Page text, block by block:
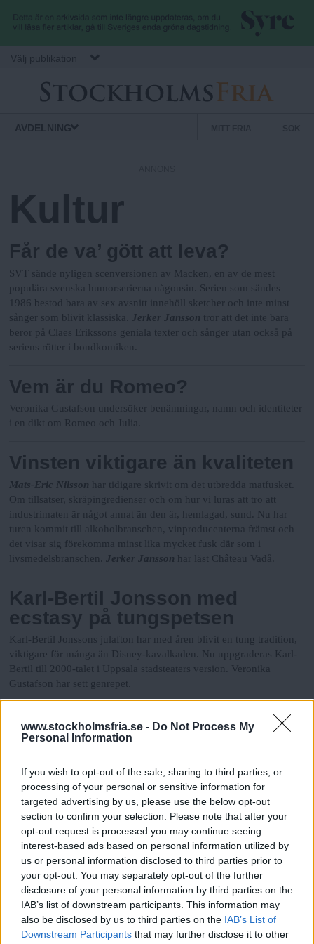
www.stockholmsfria.se - Do Not Process My
Personal Information
If you wish to opt-out of the sale, sharing to third parties, or
processing of your personal or sensitive information for
targeted advertising by us, please use the below opt-out
section to confirm your selection. Please note that after your
opt-out request is processed you may continue seeing
interest-based ads based on personal information utilized by
us or personal information disclosed to third parties prior to
your opt-out. You may separately opt-out of the further
disclosure of your personal information by third parties on the
IAB’s list of downstream participants. This information may
also be disclosed by us to third parties on the IAB’s List of
Downstream Participants that may further disclose it to other
Hoppa till huvudinnehåll
Välj publikation
AVDELNING
r
m
e
n
y
Kultur
Får de va’ gött att leva?
SVT sände nyligen scenversionen av Macken, en av de mest
populära svenska humorserierna någonsin. Serien som sändes
1986 bestod bara av sex avsnitt innehöll sketcher och inte minst
sånger som blivit klassiska.
Jerker Jansson tror att det inte bara
beror på Claes Erikssons geniala texter och sånger utan också på
seriens rötter i bondkomiken.
Vem är du Romeo?
Veronika Gustafson undersöker benämningar, namn och identiteter
i en dikt om Romeo och Julia.
Vinsten viktigare än kvaliteten
Mats-Eric Nilsson har tidigare skrivit om det utbredda matfusket.
Om tillsatser, skräpingredienser och om hur vi luras att tro att
industrimaten är något annat än den är, hemlagad, sund. Nu har
turen kommit till alkoholbranschen, vinproducenterna främst och
det visar sig förekomma minst lika mycket fusk där som i
livsmedelsbranschen.
Jerker Jansson har läst Château Vadå.
Karl-Bertil Jonsson med
ecstasy på tungspetsen
Karl-Bertil Jonssons julafton har med åren blivit en tung tradition,
viktigare för många än Disney-kavalkaden. Nu uppgraderas Karl-
Bertil till 2000-talet i Uppsala stadsteaters version. Veronika
Gustafson har sett genrepet.
Alienationens pris
Alienation eller förfrämligande betecknar som begrepp verkliga
våra arbeten, för varandra, för jorden med mera. Men begreppet
har sina problem, menar Göran Dahl.
Vissa föds med en klump
smutsigt kol
RECENSION
"Eljest. Det är ett ord jag alltid älskat. Kanske eftersom
jag själv är lite eljest. Inte mycket, men tillräckligt för att förstå
Ingvar, huvudpersonen i Maria Hambergs alldeles underbara
roman om en äldre man som bor kvar i sitt gamla föräldrahem, en
lägenhet i en Stockholmsförort." Jerker Jansson